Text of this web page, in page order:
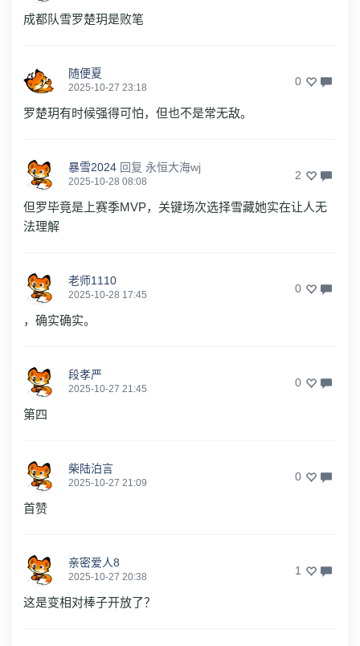
成都队雪罗楚玥是败笔
随便夏
2025-10-27 23:18 0
罗楚玥有时候强得可怕，但也不是常无敌。
暴雪2024 回复 永恒大海wj
2025-10-28 08:08 2
但罗毕竟是上赛季MVP，关键场次选择雪藏她实在让人无
法理解
老师1110
2025-10-28 17:45 0
，确实确实。
段孝严
2025-10-27 21:45 0
第四
柴陆泊言
2025-10-27 21:09 0
首赞
亲密爱人8
2025-10-27 20:38 1
这是变相对棒子开放了？